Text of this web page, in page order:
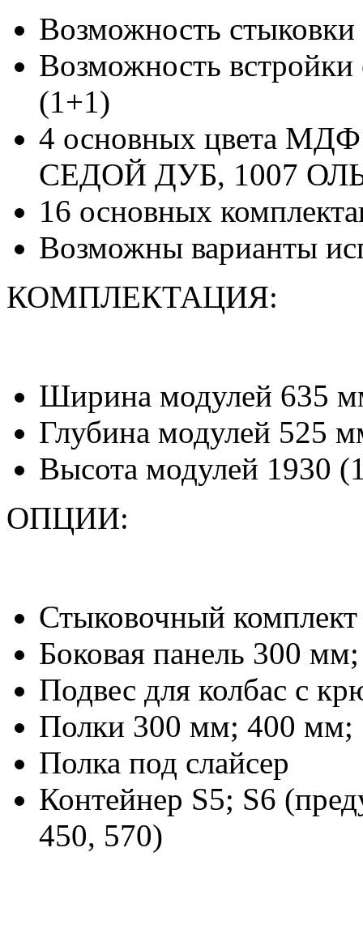
Возможность
Возможность
(1+1)
4 основных цвета
СЕДОЙ ДУБ, 1007
16 основных
Возможны варианты
КОМПЛЕКТАЦИЯ:
Ширина модулей 635
Глубина модулей 525
Высота модулей 1930
ОПЦИИ:
Стыковочный комплект
Боковая панель 300
Подвес для колбас с
Полки 300 мм; 400 мм;
Полка под слайсер
Контейнер S5; S6
450, 570)